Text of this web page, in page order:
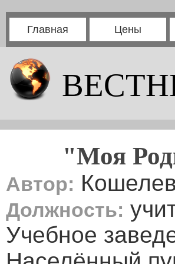
Главная Цены
"Моя
Автор:
Должность:
Учебное